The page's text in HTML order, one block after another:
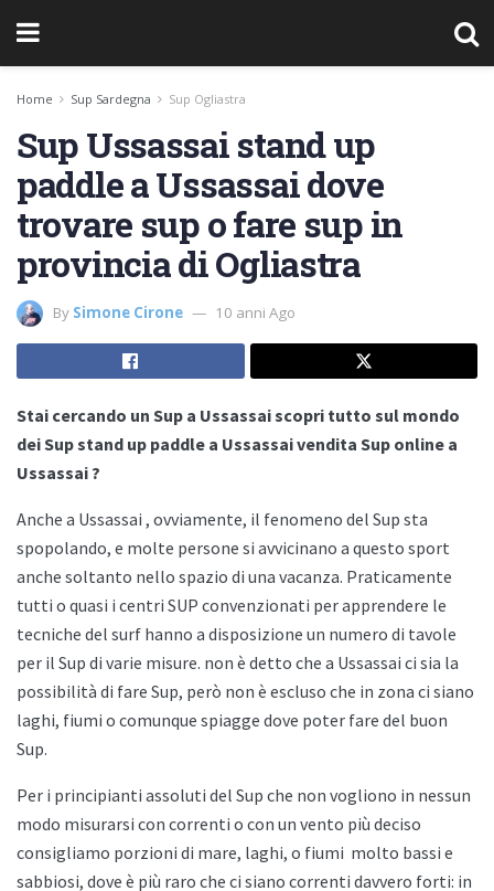
Home Sup Sardegna Sup Ogliastra
Sup Ussassai stand up
paddle a Ussassai dove
trovare sup o fare sup in
provincia di Ogliastra
By Simone Cirone 10 anni Ago
Stai cercando un Sup a Ussassai scopri tutto sul mondo
dei Sup stand up paddle a Ussassai vendita Sup online a
Ussassai ?
Anche a Ussassai , ovviamente, il fenomeno del Sup sta
spopolando, e molte persone si avvicinano a questo sport
anche soltanto nello spazio di una vacanza. Praticamente
tutti o quasi i centri SUP convenzionati per apprendere le
tecniche del surf hanno a disposizione un numero di tavole
per il Sup di varie misure. non è detto che a Ussassai ci sia la
possibilità di fare Sup, però non è escluso che in zona ci siano
laghi, fiumi o comunque spiagge dove poter fare del buon
Sup.
Per i principianti assoluti del Sup che non vogliono in nessun
modo misurarsi con correnti o con un vento più deciso
consigliamo porzioni di mare, laghi, o fiumi molto bassi e
sabbiosi, dove è più raro che ci siano correnti davvero forti: in